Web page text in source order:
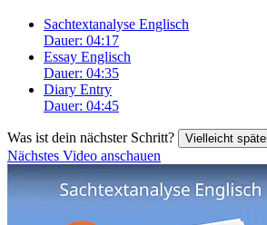
Sachtextanalyse Englisch
Dauer: 04:17
Essay Englisch
Dauer: 04:35
Diary Entry
Dauer: 04:45
Was ist dein nächster Schritt? Vielleicht
Nächstes Video anschauen